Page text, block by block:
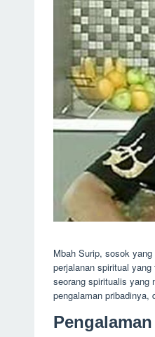
Mbah Surip, sosok
perjalanan spiritual
seorang spiritualis yang
pengalaman pribadinya,